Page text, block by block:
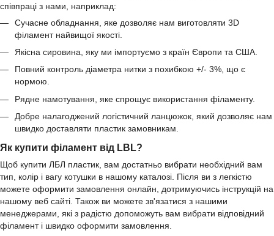
співпраці з нами, наприклад:
Сучасне обладнання, яке дозволяє нам виготовляти 3D
філамент найвищої якості.
Якісна сировина, яку ми імпортуємо з країн Європи та США.
Повний контроль діаметра нитки з похибкою +/- 3%, що є
нормою.
Рядне намотування, яке спрощує використання філаменту.
Добре налагоджений логістичний ланцюжок, який дозволяє нам
швидко доставляти пластик замовникам.
Як купити філамент від LBL?
Щоб купити ЛБЛ пластик, вам достатньо вибрати необхідний вам
тип, колір і вагу котушки в нашому каталозі. Після ви з легкістю
можете оформити замовлення онлайн, дотримуючись інструкцій на
нашому веб сайті. Також ви можете зв'язатися з нашими
менеджерами, які з радістю допоможуть вам вибрати відповідний
філамент і швидко оформити замовлення.